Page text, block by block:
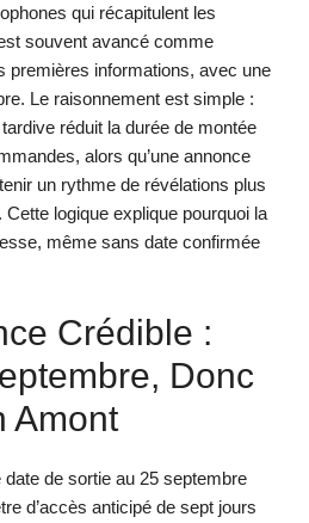
qui récapitulent les
souvent avancé comme
premières informations, avec une
Le raisonnement est simple :
réduit la durée de montée
alors qu’une annonce
un rythme de révélations plus
Cette logique explique pourquoi la
même sans date confirmée
Crédible :
Donc
Amont
date de sortie au 25 septembre
d’accès anticipé de sept jours